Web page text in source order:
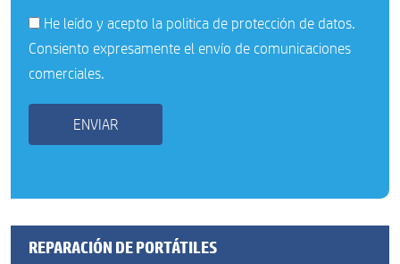
He leído y acepto lapolitica de protección de datos.
Consiento expresamente el envío de comunicaciones
comerciales.
REPARACIÓN DE PORTÁTILES